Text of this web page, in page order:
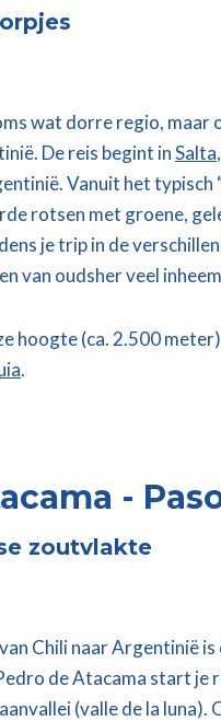
wat dorre regio, maar
De reis begint inSalta
Vanuit het
rotsen met groene,
je trip in de
van oudsher veel
hoogte (ca. 2.500
.
-
zoutvlakte
Chili naar Argentinië is
de Atacama start je
(valle de la